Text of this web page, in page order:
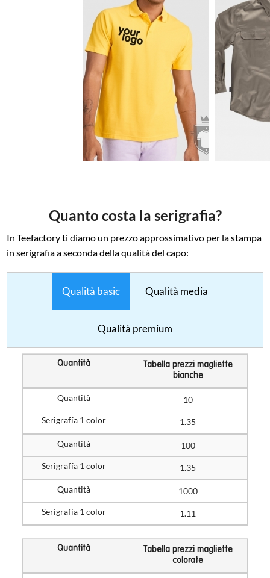
Quanto costa la serigrafia?
In Teefactory ti diamo un prezzo approssimativo per la stampa
in serigrafia a seconda della qualità del capo:
Qualità basic Qualità media
Qualità premium
Tabella prezzi magliette
bianche
10
1.35
100
1.35
1000
1.11
Tabella prezzi magliette
colorate